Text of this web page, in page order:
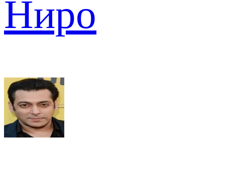
Ниро